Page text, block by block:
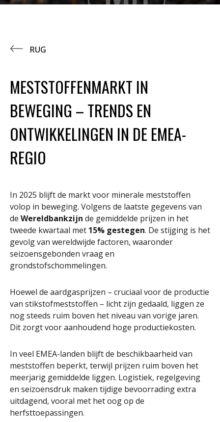
RUG
MESTSTOFFENMARKT IN
BEWEGING – TRENDS EN
ONTWIKKELINGEN IN DE EMEA-
REGIO
In 2025 blijft de markt voor minerale meststoffen
volop in beweging. Volgens de laatste gegevens van
de Wereldbankzijn de gemiddelde prijzen in het
tweede kwartaal met 15% gestegen. De stijging is het
gevolg van wereldwijde factoren, waaronder
seizoensgebonden vraag en
grondstofschommelingen.
Hoewel de aardgasprijzen – cruciaal voor de productie
van stikstofmeststoffen – licht zijn gedaald, liggen ze
nog steeds ruim boven het niveau van vorige jaren.
Dit zorgt voor aanhoudend hoge productiekosten.
In veel EMEA-landen blijft de beschikbaarheid van
meststoffen beperkt, terwijl prijzen ruim boven het
meerjarig gemiddelde liggen. Logistiek, regelgeving
en seizoensdruk maken tijdige bevoorrading extra
uitdagend, vooral met het oog op de
herfsttoepassingen.